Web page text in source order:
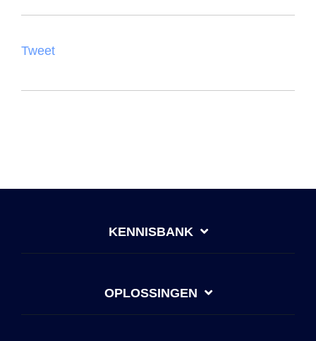
Tweet
KENNISBANK
OPLOSSINGEN